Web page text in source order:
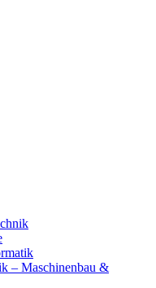
– Maschinenbau &